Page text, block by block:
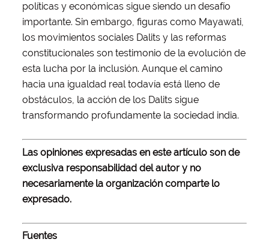
políticas y económicas sigue siendo un desafío
importante. Sin embargo, figuras como Mayawati,
los movimientos sociales Dalits y las reformas
constitucionales son testimonio de la evolución de
esta lucha por la inclusión. Aunque el camino
hacia una igualdad real todavía está lleno de
obstáculos, la acción de los Dalits sigue
transformando profundamente la sociedad india.
Las opiniones expresadas en este artículo son de
exclusiva responsabilidad del autor y no
necesariamente la organización comparte lo
expresado.
Fuentes